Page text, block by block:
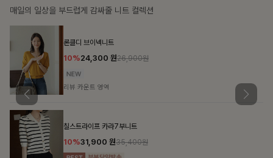
매일의 일상을 부드럽게 감싸줄 니트 컬렉션
론클디 브이넥니트
10%24,300 원26,900원
리뷰 카운트 영역
칠스트라이프 카라7부니트
10%31,900 원35,400원